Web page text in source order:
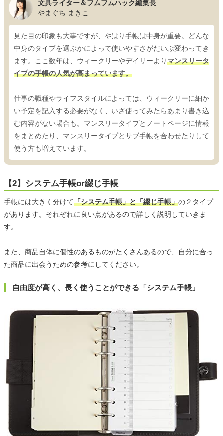
文具ライター＆フムフムハック編集長
やまぐち まきこ
見た目の印象も大事ですが、やはり手帳は中身が重要。どんな
中身のタイプを選ぶかによって使いやすさがだいぶ変わってき
ます。ここ数年は、ウィークリーやデイリーよりマンスリータ
イプの手帳の人気が高まっています。
仕事の職種やライフスタイルによっては、ウィークリーに細か
い予定を記入する必要がなく、いざ使ってみたらあまり書き込
む内容がない場合も。マンスリータイプとノートページに情報
をまとめたり、マンスリータイプとサブ手帳を合わせたりして
使う方も増えています。
【2】システム手帳or綴じ手帳
手帳には大きく分けて「システム手帳」と「綴じ手帳」の２タイプ
があります。それぞれに良い点があるので詳しく説明していきま
す。
また、商品自体に個性のあるものがたくさんあるので、自分に合っ
た商品に出会うための参考にしてください。
自由度が高く、長く使うことができる「システム手帳」